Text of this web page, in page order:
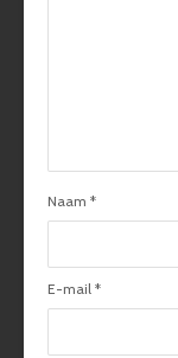
Naam *
E-mail *